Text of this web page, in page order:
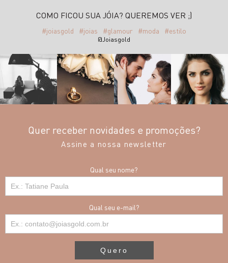
COMO FICOU SUA JÓIA? QUEREMOS VER ;)
#joiasgold #joias #glamour #moda #estilo
@Joiasgold
Quer receber novidades e promoções?
Assine a nossa newsletter
Qual seu nome?
Qual seu e-mail?
Quero